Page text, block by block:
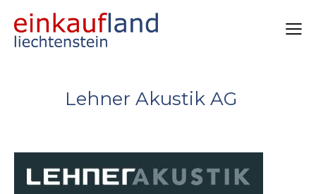
Lehner Akustik AG